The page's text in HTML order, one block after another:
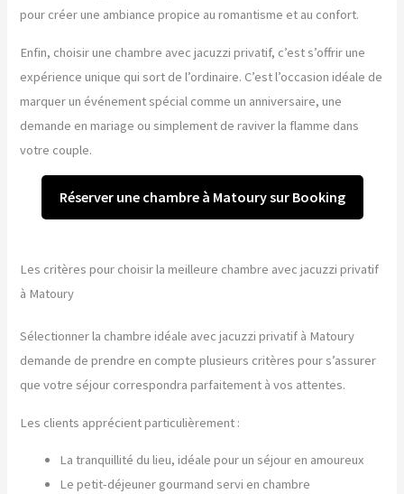
pour créer une ambiance propice au romantisme et au confort.
Enfin, choisir une chambre avec jacuzzi privatif, c’est s’offrir une
expérience unique qui sort de l’ordinaire. C’est l’occasion idéale de
marquer un événement spécial comme un anniversaire, une
demande en mariage ou simplement de raviver la flamme dans
votre couple.
Réserver une chambre à Matoury sur Booking
Les critères pour choisir la meilleure chambre avec jacuzzi privatif
à Matoury
Sélectionner la chambre idéale avec jacuzzi privatif à Matoury
demande de prendre en compte plusieurs critères pour s’assurer
que votre séjour correspondra parfaitement à vos attentes.
Les clients apprécient particulièrement :
La tranquillité du lieu, idéale pour un séjour en amoureux
Le petit-déjeuner gourmand servi en chambre